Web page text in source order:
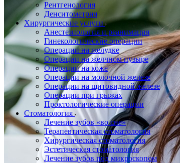
Рентгенология
Денситометрия
Хирургические услуги
Анестезиология и реанимация
Гинекологические операции
Операции на желудке
Операции на желчном пузыре
Операции на коже
Операции на молочной железе
Операции на щитовидной железе
Операции при грыжах
Проктологические операции
Стоматология
Лечение зубов «во сне»
Терапевтическая стоматология
Хирургическая стоматология
Эстетическая стоматология
Лечение зубов под микроскопом